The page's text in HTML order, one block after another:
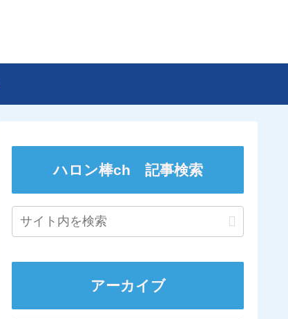
ハロン棒ch 記事検索
アーカイブ